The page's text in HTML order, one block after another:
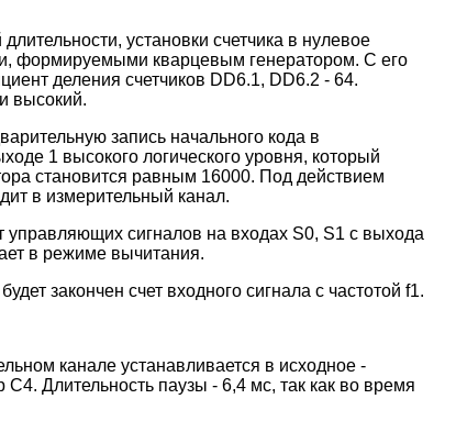
установки счетчика в нулевое
формируемыми кварцевым генератором. С его
деления счетчиков DD6.1, DD6.2 - 64.
высокий.
запись начального кода в
1 высокого логического уровня, который
становится равным 16000. Под действием
в измерительный канал.
сигналов на входах S0, S1 с выхода
в режиме вычитания.
закончен счет входного сигнала с частотой f1.
канале устанавливается в исходное -
Длительность паузы - 6,4 мс, так как во время